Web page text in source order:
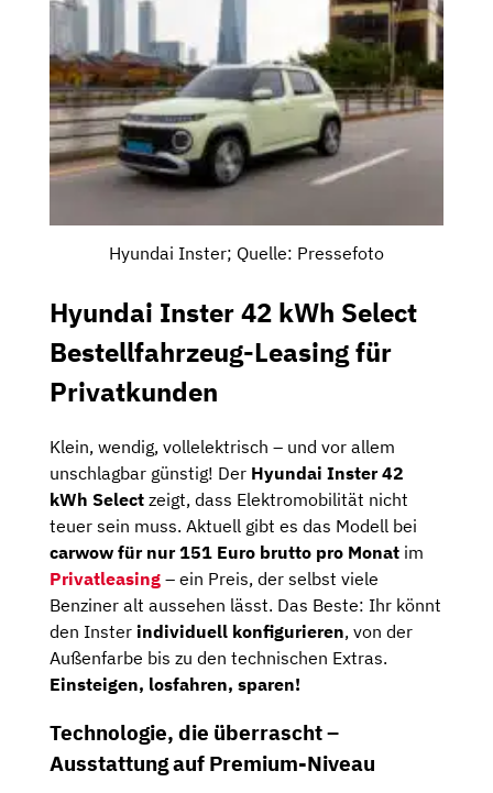
Hyundai Inster; Quelle: Pressefoto
Hyundai Inster 42 kWh Select
Bestellfahrzeug-Leasing für
Privatkunden
Klein, wendig, vollelektrisch – und vor allem
unschlagbar günstig! Der Hyundai Inster 42
kWh Select zeigt, dass Elektromobilität nicht
teuer sein muss. Aktuell gibt es das Modell bei
carwow für nur 151 Euro brutto pro Monat im
Privatleasing – ein Preis, der selbst viele
Benziner alt aussehen lässt. Das Beste: Ihr könnt
den Inster individuell konfigurieren, von der
Außenfarbe bis zu den technischen Extras.
Einsteigen, losfahren, sparen!
Technologie, die überrascht –
Ausstattung auf Premium-Niveau